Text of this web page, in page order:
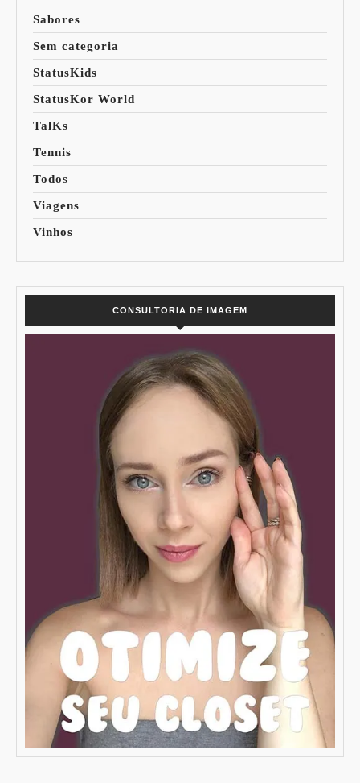
Sabores
Sem categoria
StatusKids
StatusKor World
TalKs
Tennis
Todos
Viagens
Vinhos
CONSULTORIA DE IMAGEM